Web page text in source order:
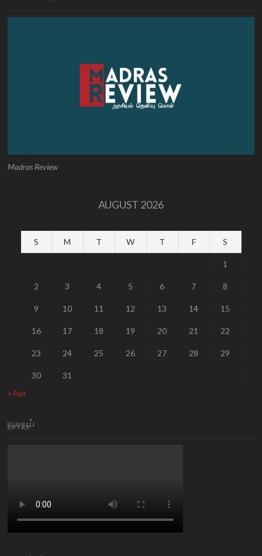
Madras Review
AUGUST 2026
S M T W T F S
1
2 3 4 5 6 7 8
9 10 11 12 13 14 15
16 17 18 19 20 21 22
23 24 25 26 27 28 29
30
31
« Apr
யூடியூப்